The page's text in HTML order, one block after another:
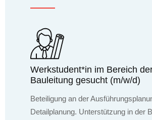
Werkstudent*in im Bereich
Bauleitung gesucht (m/w/d)
Beteiligung an der
Detailplanung. Unterstützung in der